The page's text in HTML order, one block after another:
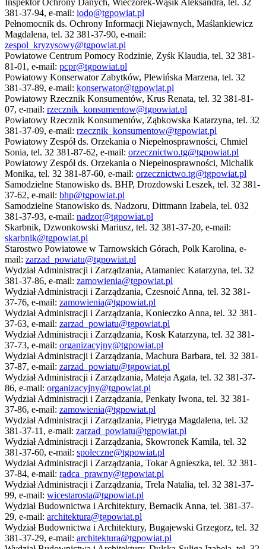
381-37-94, e-mail: iodo@tgpowiat.pl
Pełnomocnik ds. Ochrony Informacji Niejawnych, Maślankiewicz
Magdalena, tel. 32 381-37-90, e-mail:
zespol_kryzysowy@tgpowiat.pl
Powiatowe Centrum Pomocy Rodzinie, Zyśk Klaudia, tel. 32 381-
81-01, e-mail: pcpr@tgpowiat.pl
Powiatowy Konserwator Zabytków, Plewińska Marzena, tel. 32
381-37-89, e-mail: konserwator@tgpowiat.pl
Powiatowy Rzecznik Konsumentów, Krus Renata, tel. 32 381-81-
07, e-mail: rzecznik_konsumentow@tgpowiat.pl
Powiatowy Rzecznik Konsumentów, Ząbkowska Katarzyna, tel. 32
381-37-09, e-mail: rzecznik_konsumentow@tgpowiat.pl
Powiatowy Zespół ds. Orzekania o Niepełnosprawności, Chmiel
Sonia, tel. 32 381-87-62, e-mail: orzecznictwo.tg@tgpowiat.pl
Powiatowy Zespół ds. Orzekania o Niepełnosprawności, Michalik
Monika, tel. 32 381-87-60, e-mail: orzecznictwo.tg@tgpowiat.pl
Samodzielne Stanowisko ds. BHP, Drozdowski Leszek, tel. 32 381-
37-62, e-mail: bhp@tgpowiat.pl
Samodzielne Stanowisko ds. Nadzoru, Dittmann Izabela, tel. 032
381-37-93, e-mail: nadzor@tgpowiat.pl
Skarbnik, Dzwonkowski Mariusz, tel. 32 381-37-20, e-mail:
skarbnik@tgpowiat.pl
Starostwo Powiatowe w Tarnowskich Górach, Polk Karolina, e-
mail: zarzad_powiatu@tgpowiat.pl
Wydział Administracji i Zarządzania, Atamaniec Katarzyna, tel. 32
381-37-86, e-mail: zamowienia@tgpowiat.pl
Wydział Administracji i Zarządzania, Czesnoić Anna, tel. 32 381-
37-76, e-mail: zamowienia@tgpowiat.pl
Wydział Administracji i Zarządzania, Konieczko Anna, tel. 32 381-
37-63, e-mail: zarzad_powiatu@tgpowiat.pl
Wydział Administracji i Zarządzania, Kosk Katarzyna, tel. 32 381-
37-73, e-mail: organizacyjny@tgpowiat.pl
Wydział Administracji i Zarządzania, Machura Barbara, tel. 32 381-
37-87, e-mail: zarzad_powiatu@tgpowiat.pl
Wydział Administracji i Zarządzania, Mateja Agata, tel. 32 381-37-
86, e-mail: organizacyjny@tgpowiat.pl
Wydział Administracji i Zarządzania, Penkaty Iwona, tel. 32 381-
37-86, e-mail: zamowienia@tgpowiat.pl
Wydział Administracji i Zarządzania, Pietryga Magdalena, tel. 32
381-37-11, e-mail: zarzad_powiatu@tgpowiat.pl
Wydział Administracji i Zarządzania, Skowronek Kamila, tel. 32
381-37-60, e-mail: spoleczne@tgpowiat.pl
Wydział Administracji i Zarządzania, Tokar Agnieszka, tel. 32 381-
37-84, e-mail: radca_prawny@tgpowiat.pl
Wydział Administracji i Zarządzania, Trela Natalia, tel. 32 381-37-
99, e-mail: wicestarosta@tgpowiat.pl
Wydział Budownictwa i Architektury, Bernacik Anna, tel. 381-37-
29, e-mail: architektura@tgpowiat.pl
Wydział Budownictwa i Architektury, Bugajewski Grzegorz, tel. 32
381-37-29, e-mail: architektura@tgpowiat.pl